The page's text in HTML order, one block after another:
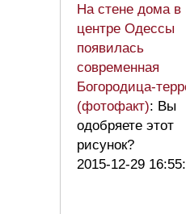
На стене дома в
центре Одессы
появилась
современная
Богородица-
(фотофакт): Вы
одобряете этот
рисунок?
2015-12-29